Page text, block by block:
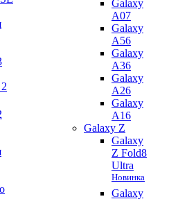
Galaxy
A07
Galaxy
A56
Galaxy
A36
Galaxy
A26
Galaxy
A16
Galaxy Z
Galaxy
Z Fold8
Ultra
Новинка
Galaxy